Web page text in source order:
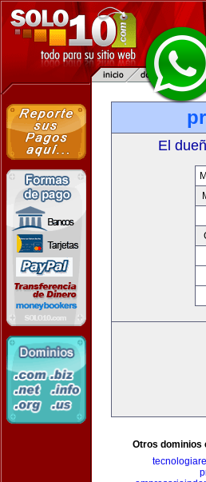
El
Otros dominios